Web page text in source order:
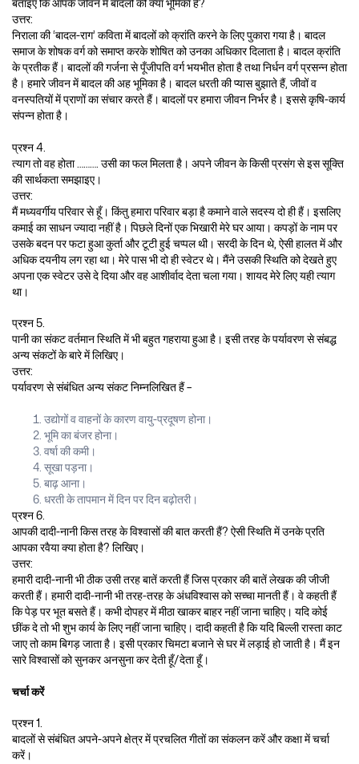
बताइए कि आपके जीवन में बादलों की क्या भूमिका है?
उत्तर:
निराला की ‘बादल-राग’ कविता में बादलों को क्रांति करने के लिए पुकारा गया है। बादल
समाज के शोषक वर्ग को समाप्त करके शोषित को उनका अधिकार दिलाता है। बादल क्रांति
के प्रतीक हैं। बादलों की गर्जना से पूँजीपति वर्ग भयभीत होता है तथा निर्धन वर्ग प्रसन्न होता
है। हमारे जीवन में बादल की अह भूमिका है। बादल धरती की प्यास बुझाते हैं, जीवों व
वनस्पतियों में प्राणों का संचार करते हैं। बादलों पर हमारा जीवन निर्भर है। इससे कृषि-कार्य
संपन्न होता है।
प्रश्न 4.
त्याग तो वह होता ………. उसी का फल मिलता है। अपने जीवन के किसी प्रसंग से इस सूक्ति
की सार्थकता समझाइए।
उत्तर:
मैं मध्यवर्गीय परिवार से हूँ। किंतु हमारा परिवार बड़ा है कमाने वाले सदस्य दो ही हैं। इसलिए
कमाई का साधन ज्यादा नहीं है। पिछले दिनों एक भिखारी मेरे घर आया। कपड़ों के नाम पर
उसके बदन पर फटा हुआ कुर्ता और टूटी हुई चप्पल थी। सरदी के दिन थे, ऐसी हालत में और
अधिक दयनीय लग रहा था। मेरे पास भी दो ही स्वेटर थे। मैंने उसकी स्थिति को देखते हुए
अपना एक स्वेटर उसे दे दिया और वह आशीर्वाद देता चला गया। शायद मेरे लिए यही त्याग
था।
प्रश्न 5.
पानी का संकट वर्तमान स्थिति में भी बहुत गहराया हुआ है। इसी तरह के पर्यावरण से संबद्ध
अन्य संकटों के बारे में लिखिए।
उत्तर:
पर्यावरण से संबंधित अन्य संकट निम्नलिखित हैं –
उद्योगों व वाहनों के कारण वायु-प्रदूषण होना।
भूमि का बंजर होना।
वर्षा की कमी।
सूखा पड़ना।
बाढ़ आना।
धरती के तापमान में दिन पर दिन बढ़ोतरी।
प्रश्न 6.
आपकी दादी-नानी किस तरह के विश्वासों की बात करती हैं? ऐसी स्थिति में उनके प्रति
आपका रवैया क्या होता है? लिखिए।
उत्तर:
हमारी दादी-नानी भी ठीक उसी तरह बातें करती हैं जिस प्रकार की बातें लेखक की जीजी
करती हैं। हमारी दादी-नानी भी तरह-तरह के अंधविश्वास को सच्चा मानती हैं। वे कहती हैं
कि पेड़ पर भूत बसते हैं। कभी दोपहर में मीठा खाकर बाहर नहीं जाना चाहिए। यदि कोई
छींक दे तो भी शुभ कार्य के लिए नहीं जाना चाहिए। दादी कहती है कि यदि बिल्ली रास्ता काट
जाए तो काम बिगड़ जाता है। इसी प्रकार चिमटा बजाने से घर में लड़ाई हो जाती है। मैं इन
सारे विश्वासों को सुनकर अनसुना कर देती हूँ/देता हूँ।
चर्चा करें
प्रश्न 1.
बादलों से संबंधित अपने-अपने क्षेत्र में प्रचलित गीतों का संकलन करें और कक्षा में चर्चा
करें।